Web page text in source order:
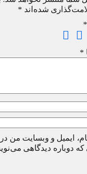
شده‌اند *
*
*
ایمیل و وبسایت من
که دوباره دیدگاهی